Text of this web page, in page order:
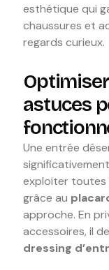
esthétique qui
chaussures et
regards curieux.
astuces
Une entrée
exploiter toutes
grâce au
approche. En
accessoires, il
dressing